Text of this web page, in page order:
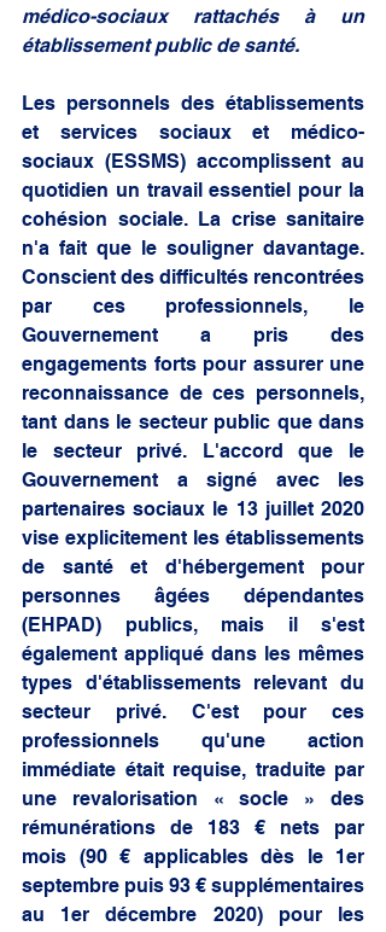
médico-sociaux rattachés à un
établissement public de santé.
Les personnels des établissements
et services sociaux et médico-
sociaux (ESSMS) accomplissent au
quotidien un travail essentiel pour la
cohésion sociale. La crise sanitaire
n'a fait que le souligner davantage.
Conscient des difficultés rencontrées
par ces professionnels, le
Gouvernement a pris des
engagements forts pour assurer une
reconnaissance de ces personnels,
tant dans le secteur public que dans
le secteur privé. L'accord que le
Gouvernement a signé avec les
partenaires sociaux le 13 juillet 2020
vise explicitement les établissements
de santé et d'hébergement pour
personnes âgées dépendantes
(EHPAD) publics, mais il s'est
également appliqué dans les mêmes
types d'établissements relevant du
secteur privé. C'est pour ces
professionnels qu'une action
immédiate était requise, traduite par
une revalorisation « socle » des
rémunérations de 183 € nets par
mois (90 € applicables dès le 1er
septembre puis 93 € supplémentaires
au 1er décembre 2020) pour les